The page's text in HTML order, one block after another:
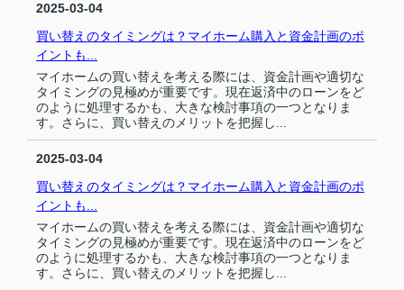
2025-03-04
買い替えのタイミングは？マイホーム購入と資金計画のポ
イントも...
マイホームの買い替えを考える際には、資金計画や適切な
タイミングの見極めが重要です。現在返済中のローンをど
のように処理するかも、大きな検討事項の一つとなりま
す。さらに、買い替えのメリットを把握し...
2025-03-04
買い替えのタイミングは？マイホーム購入と資金計画のポ
イントも...
マイホームの買い替えを考える際には、資金計画や適切な
タイミングの見極めが重要です。現在返済中のローンをど
のように処理するかも、大きな検討事項の一つとなりま
す。さらに、買い替えのメリットを把握し...